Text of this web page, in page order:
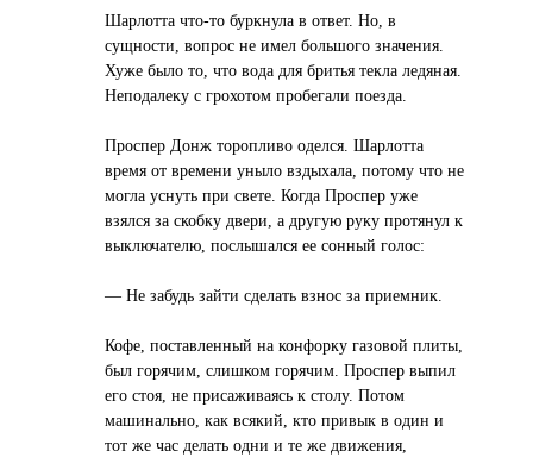
Шарлотта что-то буркнула в ответ. Но, в
сущности, вопрос не имел большого значения.
Хуже было то, что вода для бритья текла ледяная.
Неподалеку с грохотом пробегали поезда.
Проспер Донж торопливо оделся. Шарлотта
время от времени уныло вздыхала, потому что не
могла уснуть при свете. Когда Проспер уже
взялся за скобку двери, а другую руку протянул к
выключателю, послышался ее сонный голос:
— Не забудь зайти сделать взнос за приемник.
Кофе, поставленный на конфорку газовой плиты,
был горячим, слишком горячим. Проспер выпил
его стоя, не присаживаясь к столу. Потом
машинально, как всякий, кто привык в один и
тот же час делать одни и те же движения,